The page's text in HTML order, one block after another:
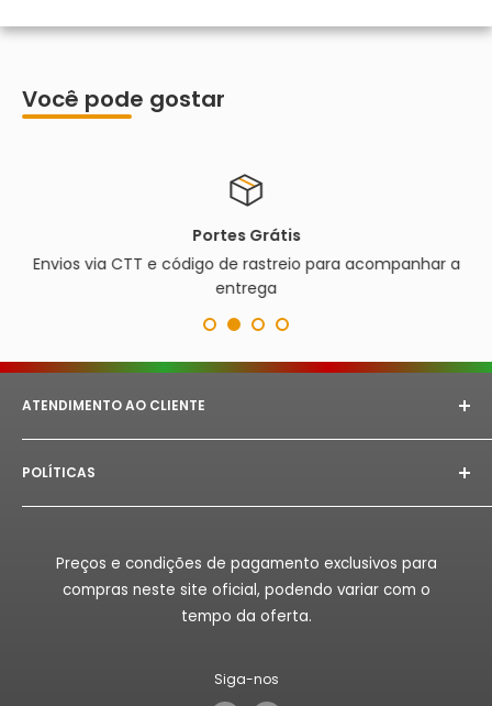
Você pode gostar
Portes Grátis
Envios via CTT e código de rastreio para acompanhar a
entrega
ATENDIMENTO AO CLIENTE
E-mail:astorept@outlook.com
Whatsapp:
Horário de Atendimento:Segunda à Sex das 08h as
POLÍTICAS
Aviso Legal
Politica de Reembolso
Preços e condições de pagamento exclusivos para
compras neste site oficial, podendo variar com o
tempo da oferta.
Siga-nos